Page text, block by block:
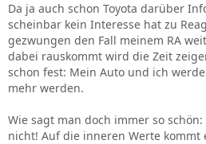
Da ja auch schon Toyota darüber
scheinbar kein Interesse hat zu
gezwungen den Fall meinem RA
dabei rauskommt wird die Zeit
schon fest: Mein Auto und ich
mehr werden.
Wie sagt man doch immer so
nicht! Auf die inneren Werte kommt